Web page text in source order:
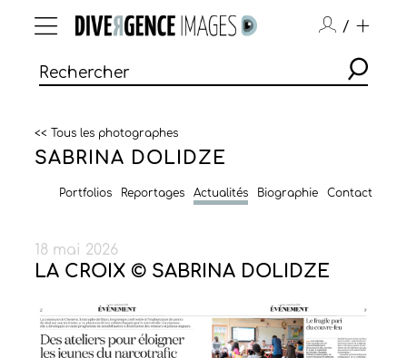
/
<< Tous les photographes
SABRINA DOLIDZE
Portfolios Reportages Actualités Biographie Contact
18 mai 2026
LA CROIX © SABRINA DOLIDZE